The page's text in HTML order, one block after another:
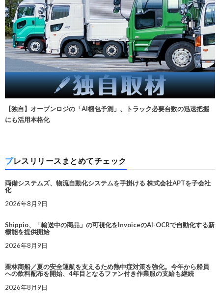
【独自】オープンロジの「AI梱包予測」、トラック必要台数の迅速把握
にも活用本格化
プレスリリースまとめてチェック
両備システムズ、物流自動化システムを手掛ける 株式会社APTを子会社
化
2026年8月9日
Shippio、「輸送中の商品」の可視化をInvoiceのAI-OCRで自動化する新
機能を提供開始
2026年8月9日
栗林商船／夏の安全運航を支えるため熱中症対策を強化。今年から船員
への飲料配布を開始、4年目となるファン付き作業服の支給も継続
2026年8月9日